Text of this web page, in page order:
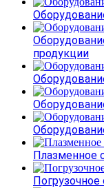
продукции
Плазменное